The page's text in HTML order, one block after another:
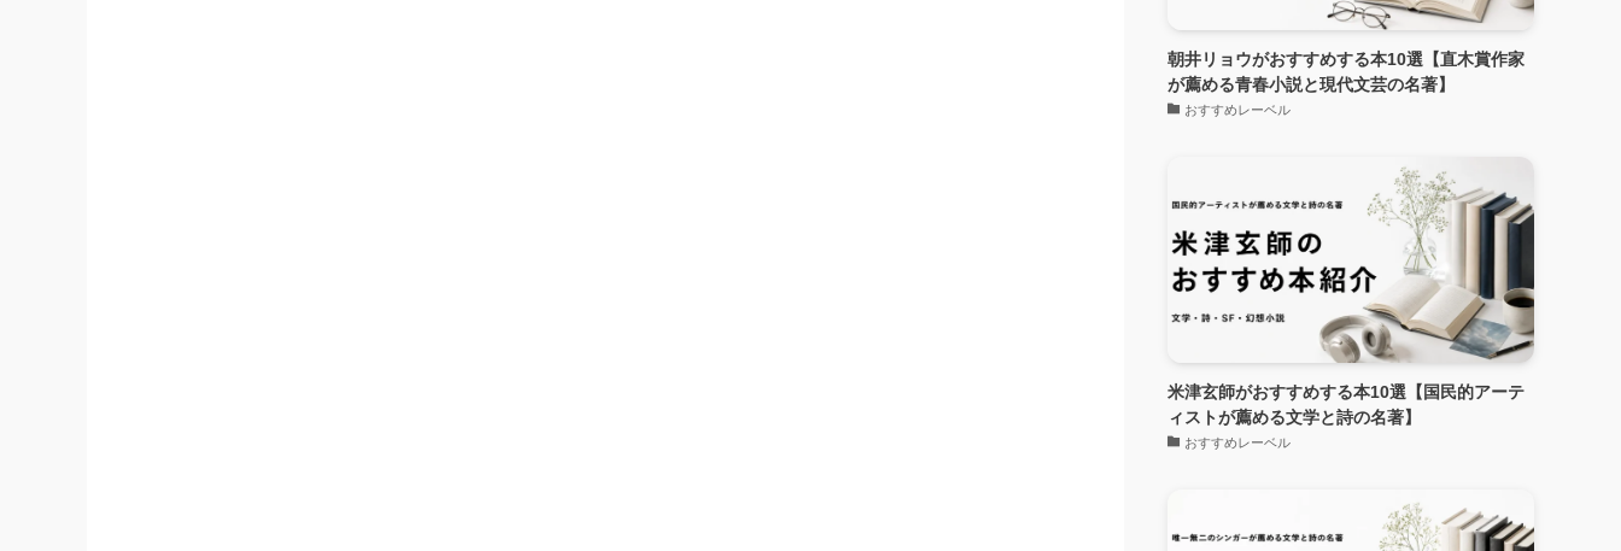
朝井リョウがおすすめする本10選【直木賞作家
が薦める青春小説と現代文芸の名著】
おすすめレーベル
米津玄師がおすすめする本10選【国民的アーテ
ィストが薦める文学と詩の名著】
おすすめレーベル